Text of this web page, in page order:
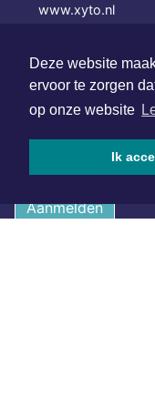
Deze website
ervoor te zorgen
op onze website
Ik
www.xyto.nl
NIEUWSBRIEF
Schrijf je in voor
samenvatting van alle
Aanmelden